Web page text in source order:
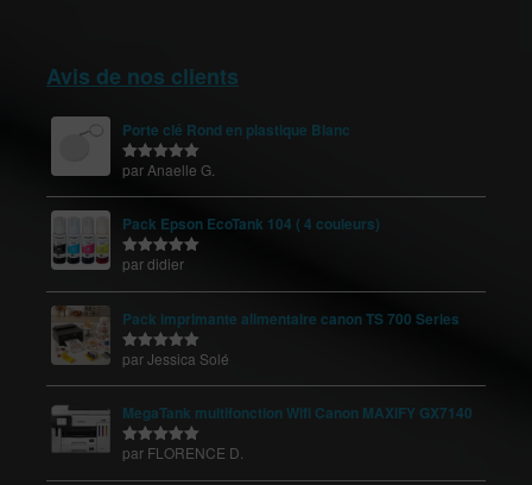
Avis de nos clients
Porte clé Rond en plastique Blanc
Note5sur
par Anaelle G.
Pack Epson EcoTank 104 ( 4 couleurs)
Note 5sur
par didier
Pack imprimante alimentaire canon TS 700 Series
Note5sur
par Jessica Solé
MegaTank multifonction Wifi Canon MAXIFY GX7140
Note
sur
par FLORENCE D.